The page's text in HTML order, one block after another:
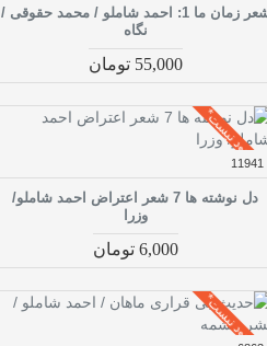
شعر زمان ما 1: احمد شاملو / محمد حقوقی /
نگاه
55,000 تومان
موجود نیست*
11941
دل نوشته ها 7 شعر اعتراض احمد شاملو/
وزرا
6,000 تومان
موجود نیست*